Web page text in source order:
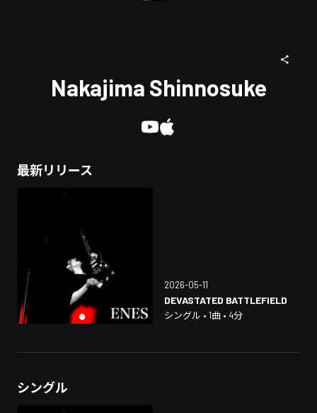
Nakajima Shinnosuke
最新リリース
2026-05-11
DEVASTATED BATTLEFIELD
シングル • 1曲 • 4分
シングル